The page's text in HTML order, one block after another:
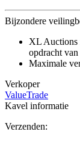
Bijzondere
XL Auctions
opdracht
Maximale
Verkoper
ValueTrade
Kavel informatie
Verzenden: